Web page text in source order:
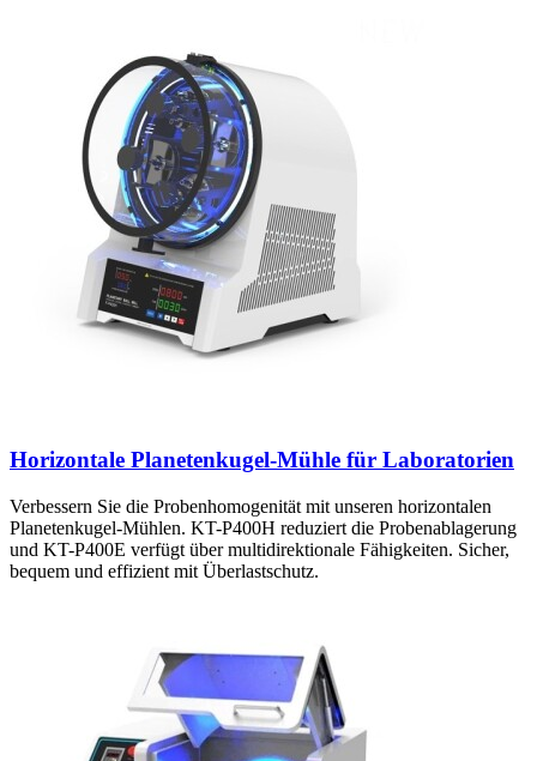
Horizontale Planetenkugel-Mühle für Laboratorien
Verbessern Sie die Probenhomogenität mit unseren horizontalen
Planetenkugel-Mühlen. KT-P400H reduziert die Probenablagerung
und KT-P400E verfügt über multidirektionale Fähigkeiten. Sicher,
bequem und effizient mit Überlastschutz.